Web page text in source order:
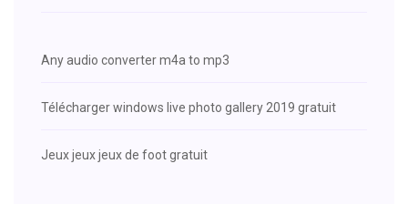
Any audio converter m4a to mp3
Télécharger windows live photo gallery 2019 gratuit
Jeux jeux jeux de foot gratuit